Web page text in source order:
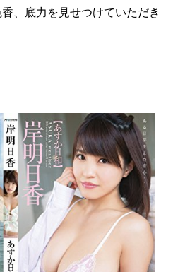
、底力を見せつけていただき